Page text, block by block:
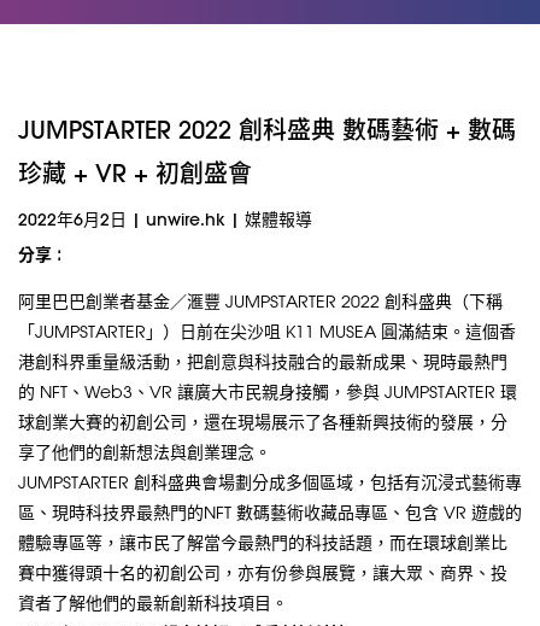
JUMPSTARTER 2022 創科盛典 數碼藝術 + 數碼
珍藏 + VR + 初創盛會
2022年6月2日 | unwire.hk | 媒體報導
分享 :
阿里巴巴創業者基金／滙豐 JUMPSTARTER 2022 創科盛典（下稱
「JUMPSTARTER」）日前在尖沙咀 K11 MUSEA 圓滿結束。這個香
港創科界重量級活動，把創意與科技融合的最新成果、現時最熱門
的 NFT、Web3、VR 讓廣大市民親身接觸，參與 JUMPSTARTER 環
球創業大賽的初創公司，還在現場展示了各種新興技術的發展，分
享了他們的創新想法與創業理念。
JUMPSTARTER 創科盛典會場劃分成多個區域，包括有沉浸式藝術專
區、現時科技界最熱門的NFT 數碼藝術收藏品專區、包含 VR 遊戲的
體驗專區等，讓市民了解當今最熱門的科技話題，而在環球創業比
賽中獲得頭十名的初創公司，亦有份參與展覽，讓大眾、商界、投
資者了解他們的最新創新科技項目。